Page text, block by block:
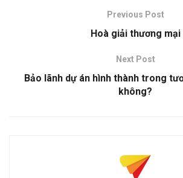
Previous Post
Hoà giải thương mại
Next Post
Bảo lãnh dự án hình thành trong
không?